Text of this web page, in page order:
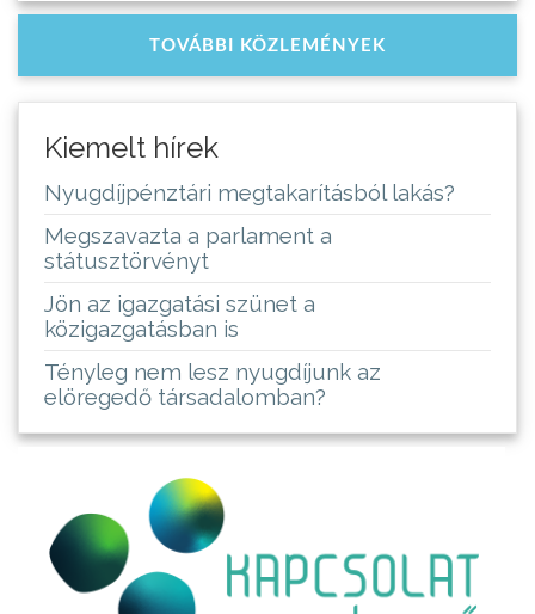
TOVÁBBI KÖZLEMÉNYEK
Kiemelt hírek
Nyugdíjpénztári megtakarításból lakás?
Megszavazta a parlament a
státusztörvényt
Jön az igazgatási szünet a
közigazgatásban is
Tényleg nem lesz nyugdíjunk az
elöregedő társadalomban?